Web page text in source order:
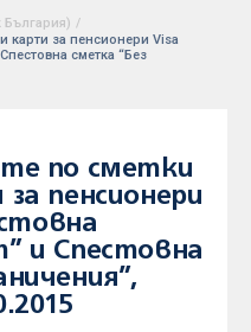
България) /
карти за пенсионери Visa
сметка “Без
по сметки
пенсионери
и Спестовна